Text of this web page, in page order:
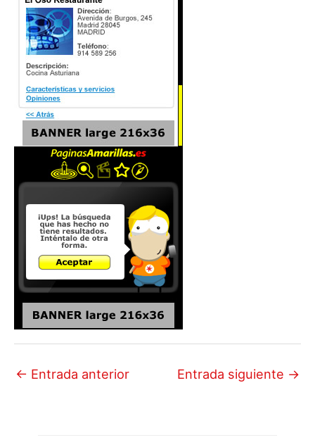
← Entrada anterior Entrada siguiente →